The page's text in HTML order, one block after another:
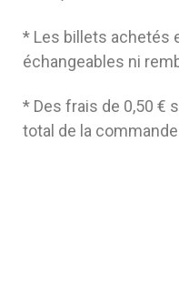
* Les billets achetés
échangeables ni
* Des frais de 0,50 €
total de la